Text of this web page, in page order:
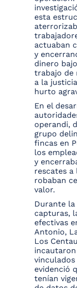
esta
actuaban
y
dinero
trabajo de
a la
hurto
En el
operandi,
grupo
fincas en
los
y
rescates a
robaban
valor.
Durante
capturas,
efectivas
Antonio,
Los
vinculados
evidenció
tenían